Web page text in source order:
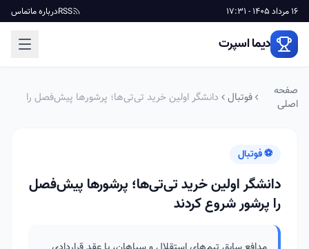
16 مرداد 1405 - 17:31 RSSدرباره ماتماس
دیما اسپرت
صفحه
اصلی
فوتبال دانشگر اولین خرید تی‌تی‌ها؛ پرشورها پیش‌فصل را
⚽ فوتبال
دانشگر اولین خرید تی‌تی‌ها؛ پرشورها پیش‌فصل
را پرشور شروع کردند